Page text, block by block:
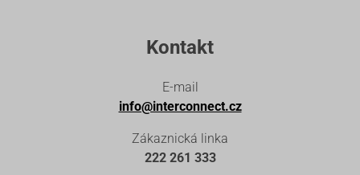
Kontakt
E-mail
info@interconnect.cz
Zákaznická linka
222 261 333